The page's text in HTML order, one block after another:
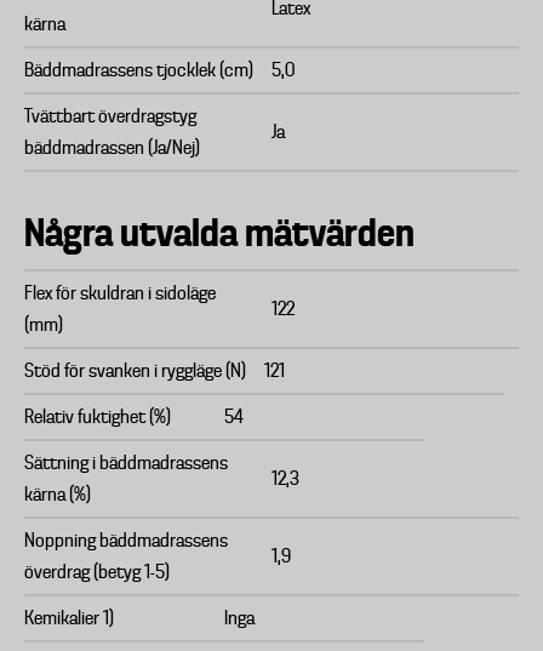
kärna
Latex
Bäddmadrassens tjocklek (cm) 5,0
Tvättbart överdragstyg
bäddmadrassen (Ja/Nej)
Ja
Några utvalda mätvärden
Flex för skuldran i sidoläge
(mm)
122
Stöd för svanken i ryggläge (N) 121
Relativ fuktighet (%) 54
Sättning i bäddmadrassens
kärna (%)
12,3
Noppning bäddmadrassens
överdrag (betyg 1-5)
1,9
Kemikalier 1) Inga